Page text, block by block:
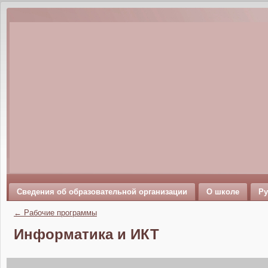
Сведения об образовательной организации О школе
← Рабочие программы
Информатика и ИКТ